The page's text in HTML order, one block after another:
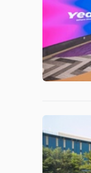
XUẤT
LIỆU